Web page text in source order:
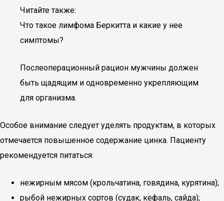
Читайте также:
Что такое лимфома Беркитта и какие у нее
симптомы?
Послеоперационный рацион мужчины должен
быть щадящим и одновременно укрепляющим
для организма.
Особое внимание следует уделять продуктам, в которых
отмечается повышенное содержание цинка. Пациенту
рекомендуется питаться:
нежирным мясом (крольчатина, говядина, курятина);
рыбой нежирных сортов (судак, кефаль, сайда);